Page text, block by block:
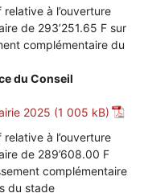
à l’ouverture
de 293’251.65 F sur
complémentaire du
du Conseil
2025
à l’ouverture
de 289’608.00 F
complémentaire
du stade